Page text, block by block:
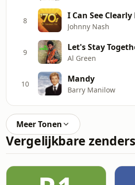
8 I Can See
Johnny Nash
9 Let's Stay
Al Green
10 Mandy
Barry Manilow
Meer Tonen
Vergelijkbare zenders